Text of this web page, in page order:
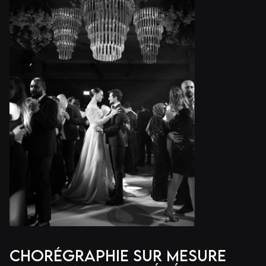
Chorégraphie sur mesure